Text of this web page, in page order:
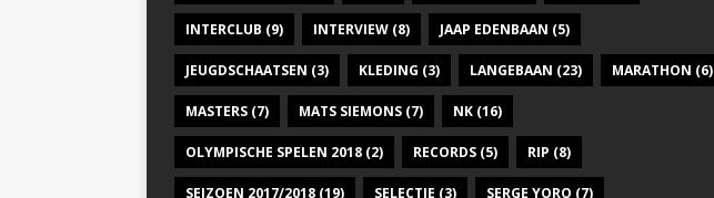
INTERCLUB (9) INTERVIEW (8) JAAP EDENBAAN (5)
JEUGDSCHAATSEN (3) KLEDING (3) LANGEBAAN (23) MARATHON (6)
MASTERS (7) MATS SIEMONS (7) NK (16)
OLYMPISCHE SPELEN 2018 (2) RECORDS (5) RIP (8)
SEIZOEN 2017/2018 (19) SELECTIE (3) SERGE YORO (7)